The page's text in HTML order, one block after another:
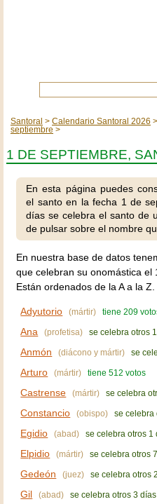
Santoral Calendario Santoral 2026
septiembre
1 DE SEPTIEMBRE,
En esta página puedes
el santo en la fecha 1 de
días se celebra el santo de
de pulsar sobre el nombre
En nuestra base de datos
que celebran su onomástica el
Están ordenados de la A a la Z.
Adyutorio (mártir) tiene 209
Ana (profetisa) se celebra otros
Anmón (diácono y mártir) se
Arturo (mártir) tiene 512 votos
Castrense (mártir) se celebra
Constancio (obispo) se celebra
Egidio (abad) se celebra otros 1
Elpidio (mártir) se celebra otros
Gedeón (juez) se celebra otros
Gil (abad) se celebra otros 3 días